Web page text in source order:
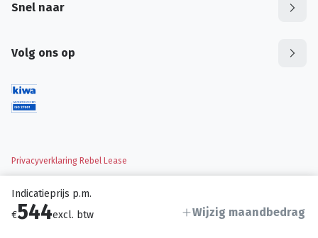
Indicatieprijs p.m.
€544excl. btw Wijzig maandbedrag
Snel naar
Volg ons op
Privacyverklaring Rebel Lease